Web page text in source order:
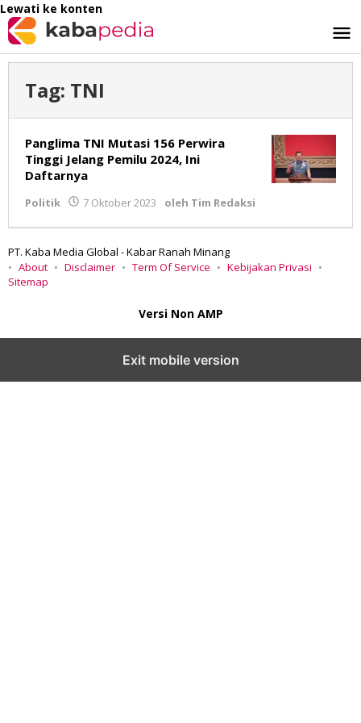
Lewati ke konten
Tag: TNI
Panglima TNI Mutasi 156 Perwira
Tinggi Jelang Pemilu 2024, Ini
Daftarnya
Politik 7 Oktober 2023 oleh Tim Redaksi
PT. Kaba Media Global - Kabar Ranah Minang
About
Disclaimer Term Of Service
Kebijakan Privasi
Sitemap
Versi Non AMP
Exit mobile version